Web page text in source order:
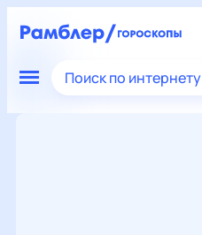
Поиск по интернету